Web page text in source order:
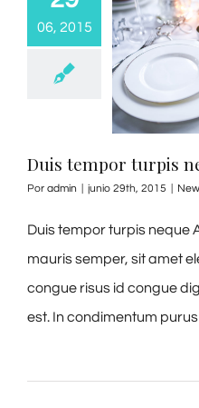
06, 2015
Duis tempor turpis
Por admin junio 29th, 2015
Duis tempor turpis neque
mauris semper, sit amet
congue risus id congue
est. In condimentum